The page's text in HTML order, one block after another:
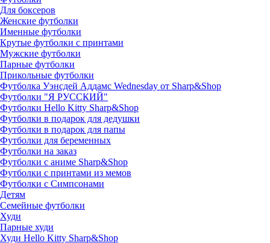
Для боксеров
Женские футболки
Именные футболки
Крутые футболки с принтами
Мужские футболки
Парные футболки
Прикольные футболки
Футболка Уэнсдей Аддамс Wednesday от Sharp&Shop
Футболки "Я РУССКИЙ"
Футболки Hello Kitty Sharp&Shop
Футболки в подарок для дедушки
Футболки в подарок для папы
Футболки для беременных
Футболки на заказ
Футболки с аниме Sharp&Shop
Футболки с принтами из мемов
Футболки с Симпсонами
Детям
Семейные футболки
Худи
Парные худи
Худи Hello Kitty Sharp&Shop